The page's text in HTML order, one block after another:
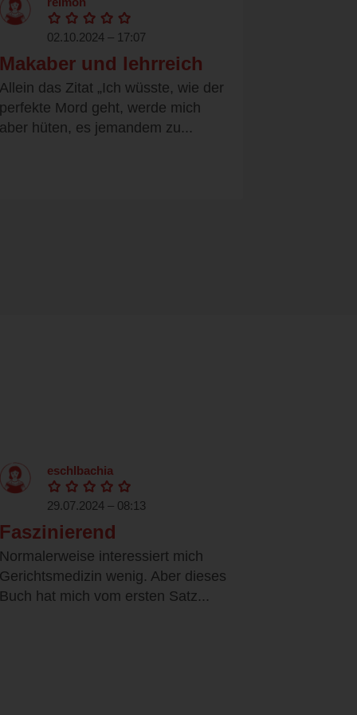
02.10.2024 – 17:07
Makaber und lehrreich
Allein das Zitat „Ich wüsste, wie der
perfekte Mord geht, werde mich
aber hüten, es jemandem zu...
eschlbachia
29.07.2024 – 08:13
Faszinierend
Normalerweise interessiert mich
Gerichtsmedizin wenig. Aber dieses
Buch hat mich vom ersten Satz...